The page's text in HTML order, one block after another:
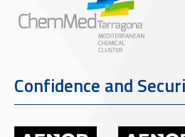
Confidence and